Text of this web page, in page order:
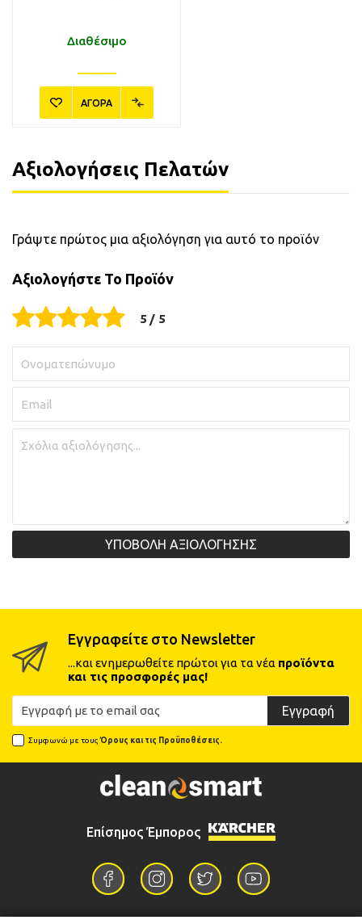
Διαθέσιμο
ΑΓΟΡΑ
Αξιολογήσεις Πελατών
Γράψτε πρώτος μια αξιολόγηση για αυτό το προϊόν
Αξιολογήστε Το Προϊόν
ΥΠΟΒΟΛΗ ΑΞΙΟΛΟΓΗΣΗΣ
Εγγραφείτε στο Newsletter
...και ενημερωθείτε πρώτοι για τα νέα προϊόντα
και τις προσφορές μας!
Εγγραφή
Συμφωνώ με τουςΌρους και τις Προϋποθέσεις.
Επίσημος Έμπορος